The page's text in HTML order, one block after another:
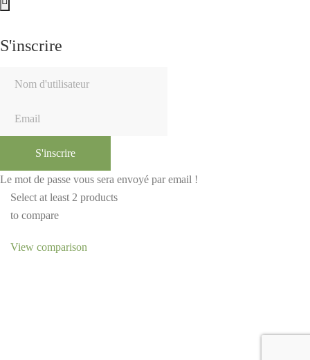
S'inscrire
S'inscrire
Le mot de passe vous sera envoyé par email !
Select at least 2 products
to compare
View comparison